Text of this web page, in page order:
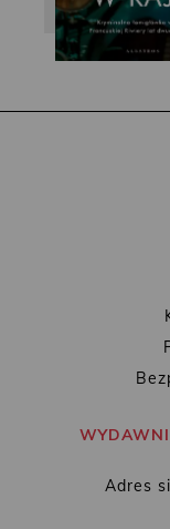
Adres